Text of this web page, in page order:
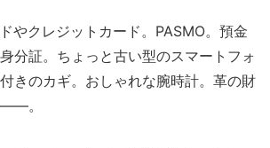
やクレジットカード。PASMO。預金
分証。ちょっと古い型のスマートフォ
きのカギ。おしゃれな腕時計。革の財
。